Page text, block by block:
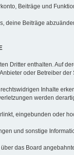
Beiträge und
deine Beiträge
Dritter enthalten. Auf
oder Betreiber der
Inhalte
werden
eingebunden oder
und sonstige
das Board